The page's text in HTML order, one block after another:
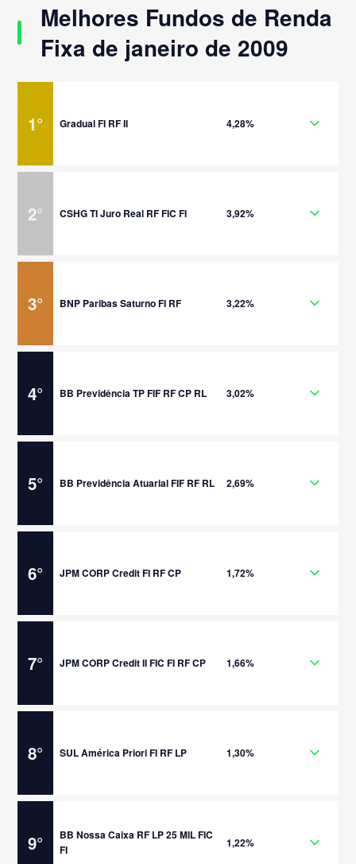
Melhores Fundos de Renda
Fixa de janeiro de 2009
1° Gradual FI RF II 4,28%
2° CSHG TI Juro Real RF FIC FI 3,92%
3° BNP Paribas Saturno FI RF 3,22%
4° BB Previdência TP FIF RF CP RL 3,02%
5° BB Previdência Atuarial FIF RF RL 2,69%
6° JPM CORP Credit FI RF CP 1,72%
7° JPM CORP Credit II FIC FI RF CP 1,66%
8° SUL América Priori FI RF LP 1,30%
9°
BB Nossa Caixa RF LP 25 MIL FIC
FI
1,22%